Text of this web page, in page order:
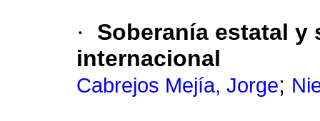
·
Soberanía estatal
internacional
Cabrejos Mejía, Jorge;